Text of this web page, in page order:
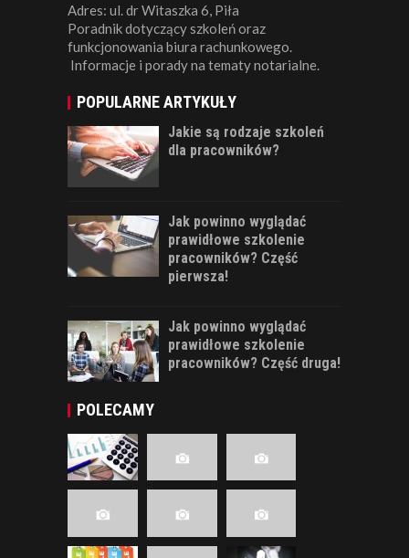
Adres: ul. dr Witaszka 6, Piła
Poradnik dotyczący szkoleń oraz
funkcjonowania biura rachunkowego.
Informacje i porady na tematy notarialne.
POPULARNE ARTYKUŁY
Jakie są rodzaje szkoleń
dla pracowników?
Jak powinno wyglądać
prawidłowe szkolenie
pracowników? Część
pierwsza!
Jak powinno wyglądać
prawidłowe szkolenie
pracowników? Część druga!
POLECAMY